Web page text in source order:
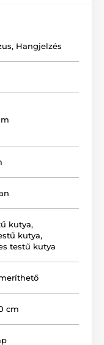
A D-Fence
ellátott
egyik nagy
rövid ideig tartó
ISIT
és azok
, Hangjelzés
kutya,
kutya,
testű kutya
cm